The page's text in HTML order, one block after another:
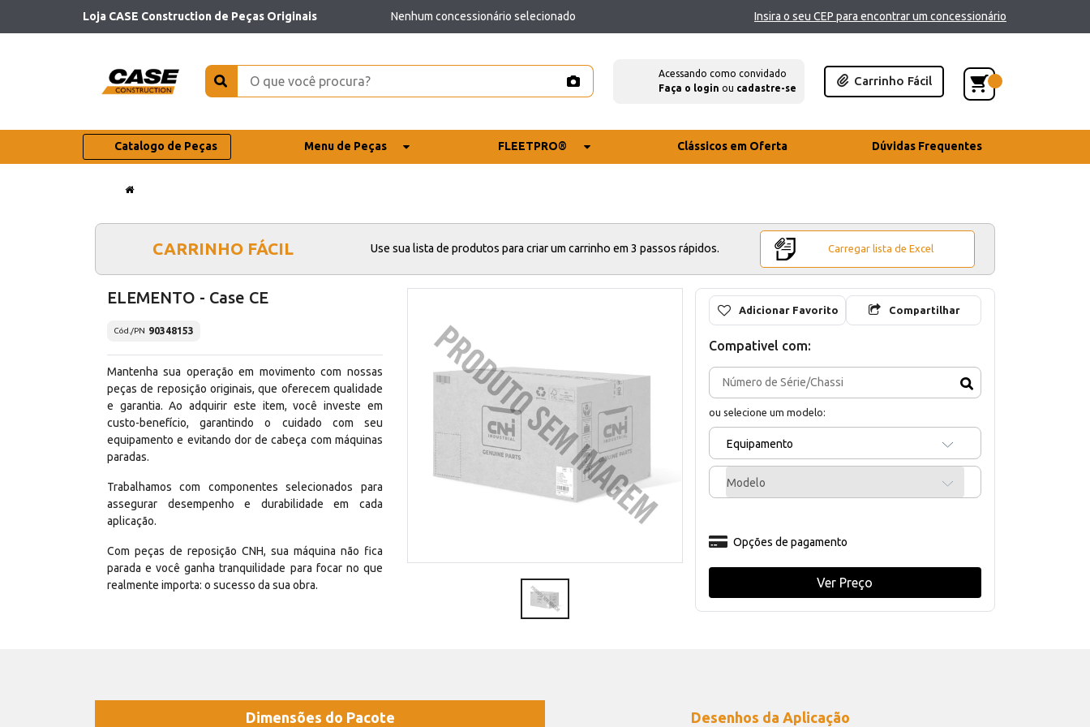
Loja CASE Construction de Peças Originais Nenhum concessionário selecionado Insira o seu CEP para encontrar um concessionário
Acessando como convidado
Faça o login ou cadastre-se
Carrinho Fácil
Catalogo de Peças Menu de Peças FLEETPRO® Clássicos em Oferta Dúvidas Frequentes
CARRINHO FÁCIL Use sua lista de produtos para criar um carrinho em 3 passos rápidos. Carregar lista de Excel
ELEMENTO - Case CE
Cód./PN 90348153
Mantenha sua operação em movimento com nossas
peças de reposição originais, que oferecem qualidade
e garantia. Ao adquirir este item, você investe em
custo-benefício, garantindo o cuidado com seu
equipamento e evitando dor de cabeça com máquinas
paradas.
Trabalhamos com componentes selecionados para
assegurar desempenho e durabilidade em cada
aplicação.
Com peças de reposição CNH, sua máquina não fica
parada e você ganha tranquilidade para focar no que
realmente importa: o sucesso da sua obra.
Adicionar Favorito Compartilhar
Compativel com:
ou selecione um modelo:
Equipamento
Modelo
Opções de pagamento
Ver Preço
Dimensões do Pacote Desenhos da Aplicação